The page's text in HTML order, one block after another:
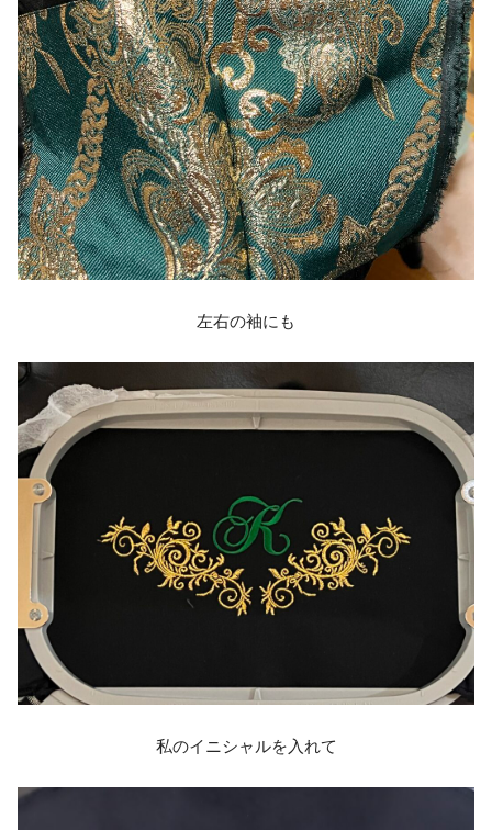
左右の袖にも
私のイニシャルを入れて